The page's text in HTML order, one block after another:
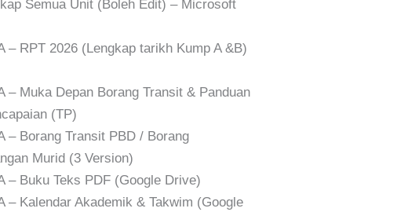
Semua Unit (Boleh Edit) – Microsoft
– RPT 2026 (Lengkap tarikh Kump A &B)
– Muka Depan Borang Transit & Panduan
(TP)
– Borang Transit PBD / Borang
Murid (3 Version)
– Buku Teks PDF (Google Drive)
– Kalendar Akademik & Takwim (Google